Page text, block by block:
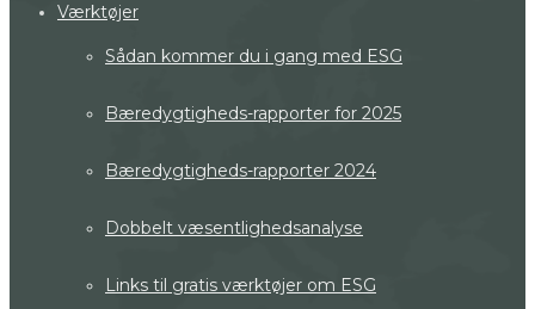
Værktøjer
Sådan kommer du i gang med ESG
Bæredygtigheds-rapporter for 2025
Bæredygtigheds-rapporter 2024
Dobbelt væsentlighedsanalyse
Links til gratis værktøjer om ESG